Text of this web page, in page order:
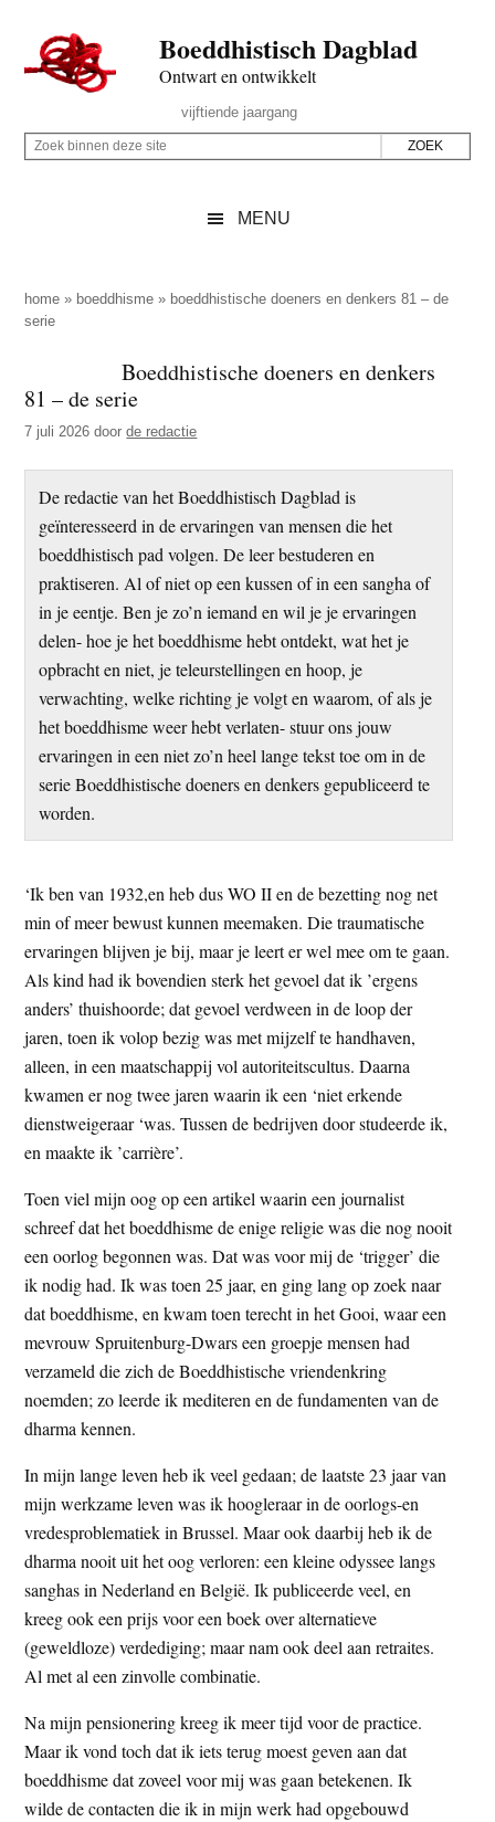
naar
de
inhoud
secondary
naar
de
sidebar
naar
de
Boeddhistisch Dagblad
Ontwart en ontwikkelt
Rechts
vijftiende jaargang
Z
p
d
z
e
Z
i
n
n
d
MENU
home » boeddhisme » boeddhistische doeners en denkers 81 – de
serie
Boeddhistische doeners en denkers
81 – de serie
7 juli 2026 doorde redactie
De redactie van het Boeddhistisch Dagblad is
geïnteresseerd in de ervaringen van mensen die het
boeddhistisch pad volgen. De leer bestuderen en
praktiseren. Al of niet op een kussen of in een sangha of
in je eentje. Ben je zo’n iemand en wil je je ervaringen
delen- hoe je het boeddhisme hebt ontdekt, wat het je
opbracht en niet, je teleurstellingen en hoop, je
verwachting, welke richting je volgt en waarom, of als je
het boeddhisme weer hebt verlaten- stuur ons jouw
ervaringen in een niet zo’n heel lange tekst toe om in de
serie Boeddhistische doeners en denkers gepubliceerd te
worden.
‘Ik ben van 1932,en heb dus WO II en de bezetting nog net
min of meer bewust kunnen meemaken. Die traumatische
ervaringen blijven je bij, maar je leert er wel mee om te gaan.
Als kind had ik bovendien sterk het gevoel dat ik ’ergens
anders’ thuishoorde; dat gevoel verdween in de loop der
jaren, toen ik volop bezig was met mijzelf te handhaven,
alleen, in een maatschappij vol autoriteitscultus. Daarna
kwamen er nog twee jaren waarin ik een ‘niet erkende
dienstweigeraar ‘was. Tussen de bedrijven door studeerde ik,
en maakte ik ’carrière’.
Toen viel mijn oog op een artikel waarin een journalist
schreef dat het boeddhisme de enige religie was die nog nooit
een oorlog begonnen was. Dat was voor mij de ‘trigger’ die
ik nodig had. Ik was toen 25 jaar, en ging lang op zoek naar
dat boeddhisme, en kwam toen terecht in het Gooi, waar een
mevrouw Spruitenburg-Dwars een groepje mensen had
verzameld die zich de Boeddhistische vriendenkring
noemden; zo leerde ik mediteren en de fundamenten van de
dharma kennen.
In mijn lange leven heb ik veel gedaan; de laatste 23 jaar van
mijn werkzame leven was ik hoogleraar in de oorlogs-en
vredesproblematiek in Brussel. Maar ook daarbij heb ik de
dharma nooit uit het oog verloren: een kleine odyssee langs
sanghas in Nederland en België. Ik publiceerde veel, en
kreeg ook een prijs voor een boek over alternatieve
(geweldloze) verdediging; maar nam ook deel aan retraites.
Al met al een zinvolle combinatie.
Na mijn pensionering kreeg ik meer tijd voor de practice.
Maar ik vond toch dat ik iets terug moest geven aan dat
boeddhisme dat zoveel voor mij was gaan betekenen. Ik
wilde de contacten die ik in mijn werk had opgebouwd